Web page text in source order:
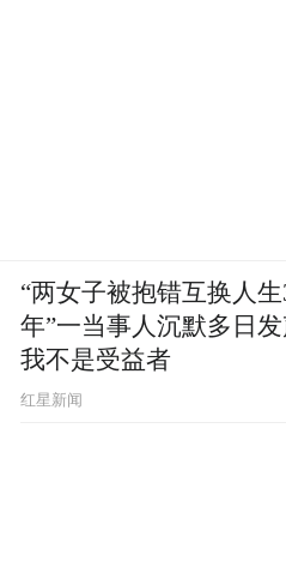
“两女子被抱错互换人生
年”一当事人沉默多日发
我不是受益者
红星新闻